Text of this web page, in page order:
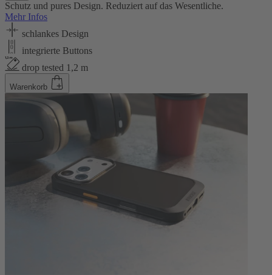
Schutz und pures Design. Reduziert auf das Wesentliche.
Mehr Infos
schlankes Design
integrierte Buttons
drop tested 1,2 m
Warenkorb